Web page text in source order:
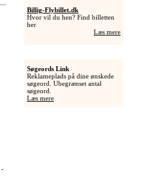
-
Billig-Flybillet.dk
Hvor vil du hen? Find billetten
her
Læs mere
Søgeords Link
Reklameplads på dine ønskede
søgeord. Ubegrænset antal
søgeord.
Læs mere